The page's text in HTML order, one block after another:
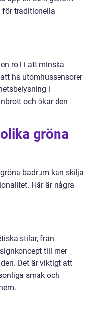
för traditionella
roll i att minska
ha utomhussensorer
i
och ökar den
gröna
badrum kan skilja
Här är några
stilar, från
till mer
Det är viktigt att
smak och